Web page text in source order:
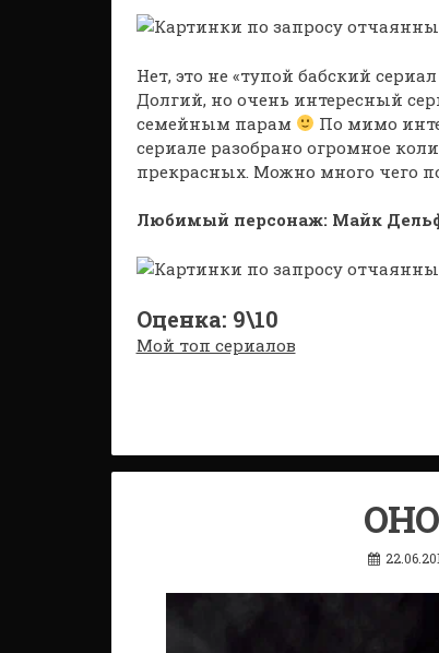
Нет, это не «тупой бабский
Долгий, но очень интересный
семейным парам
По мимо
сериале разобрано огромное
прекрасных. Можно много чего
Любимый персонаж: Майк
Оценка: 9\10
Мой топ сериалов
ОНО